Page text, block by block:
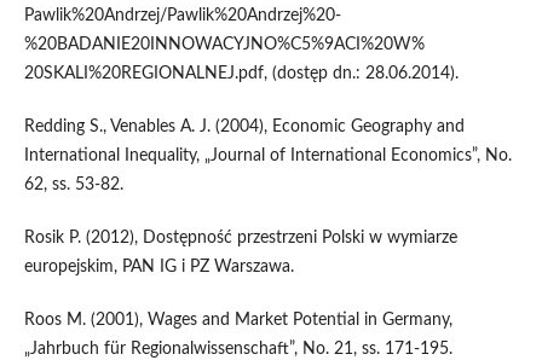
Pawlik%20Andrzej/Pawlik%20Andrzej%20-
%20BADANIE20INNOWACYJNO%C5%9ACI%20W%
20SKALI%20REGIONALNEJ.pdf, (dostęp dn.: 28.06.2014).
Redding S., Venables A. J. (2004), Economic Geography and
International Inequality, „Journal of International Economics”, No.
62, ss. 53-82.
Rosik P. (2012), Dostępność przestrzeni Polski w wymiarze
europejskim, PAN IG i PZ Warszawa.
Roos M. (2001), Wages and Market Potential in Germany,
„Jahrbuch für Regionalwissenschaft”, No. 21, ss. 171-195.